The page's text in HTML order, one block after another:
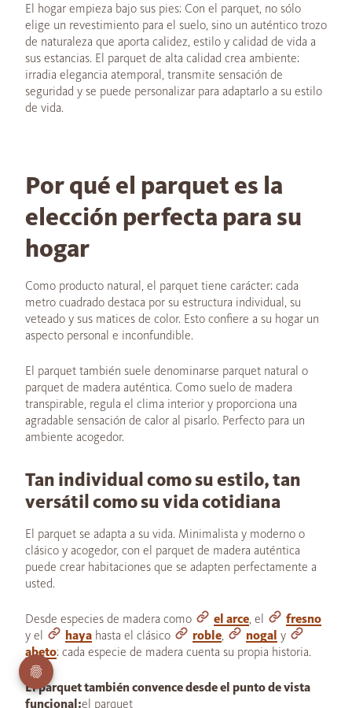
El hogar empieza bajo sus pies: Con el parquet, no sólo
elige un revestimiento para el suelo, sino un auténtico trozo
de naturaleza que aporta calidez, estilo y calidad de vida a
sus estancias. El parquet de alta calidad crea ambiente:
irradia elegancia atemporal, transmite sensación de
seguridad y se puede personalizar para adaptarlo a su estilo
de vida.
Por qué el parquet es la
elección perfecta para su
hogar
Como producto natural, el parquet tiene carácter: cada
metro cuadrado destaca por su estructura individual, su
veteado y sus matices de color. Esto confiere a su hogar un
aspecto personal e inconfundible.
El parquet también suele denominarse parquet natural o
parquet de madera auténtica. Como suelo de madera
transpirable, regula el clima interior y proporciona una
agradable sensación de calor al pisarlo. Perfecto para un
ambiente acogedor.
Tan individual como su estilo, tan
versátil como su vida cotidiana
El parquet se adapta a su vida. Minimalista y moderno o
clásico y acogedor, con el parquet de madera auténtica
puede crear habitaciones que se adapten perfectamente a
usted.
Desde especies de madera como el arce, el
fresno
y el
haya hasta el clásico roble, nogal y
abeto: cada especie de madera cuenta su propia historia.
El parquet también convence desde el punto de vista
funcional:el parquet